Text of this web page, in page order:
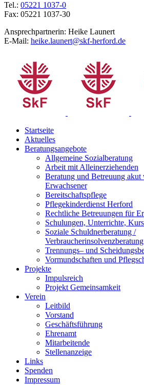
Tel.: 05221 1037-0
Fax: 05221 1037-30
Ansprechpartnerin: Heike Launert
E-Mail: heike.launert@skf-herford.de
Startseite
Aktuelles
Beratungsangebote
Allgemeine Sozialberatung
Arbeit mit Alleinerziehenden
Beratung und Betreuung akut
Erwachsener
Bereitschaftspflege
Pflegekinderdienst Herford
Rechtliche Betreuungen für
Schulungen, Unterrichte,
Soziale Schuldnerberatung /
Verbraucherinsolvenzberatung
Trennungs– und
Vormundschaften und
Projekte
Impulsreich
Projekt Gemeinsamkeit
Verein
Leitbild
Vorstand
Geschäftsführung
Ehrenamt
Mitarbeitende
Stellenanzeige
Links
Spenden
Impressum